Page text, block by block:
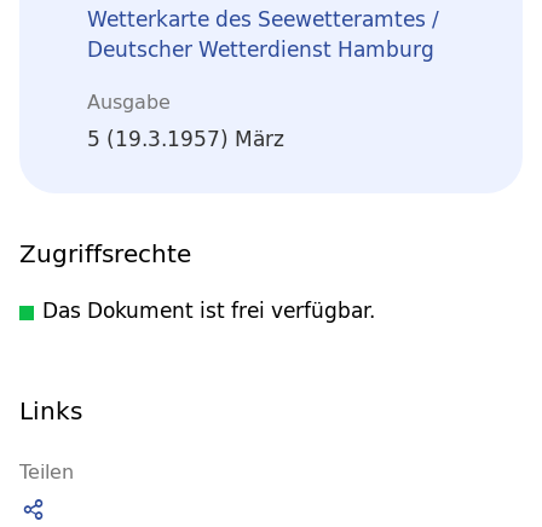
Wetterkarte des Seewetteramtes /
Deutscher Wetterdienst Hamburg
Ausgabe
5 (19.3.1957) März
Zugriffsrechte
Das Dokument ist frei verfügbar.
Links
Teilen